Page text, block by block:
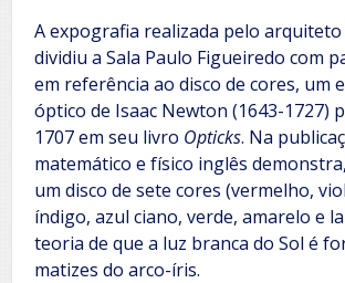
A expografia realizada pelo
dividiu a Sala Paulo Figueiredo com
em referência ao disco de cores, um
óptico de Isaac Newton (1643-1727)
1707 em seu livro Opticks. Na
matemático e físico inglês
um disco de sete cores (vermelho,
índigo, azul ciano, verde, amarelo e
teoria de que a luz branca do Sol é
matizes do arco-íris.